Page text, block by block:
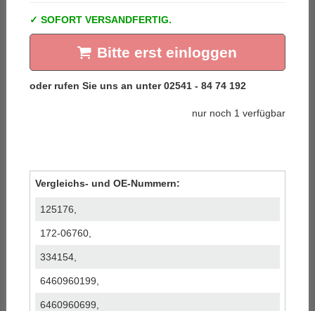
SOFORT VERSANDFERTIG.
Bitte erst einloggen
nur noch 1 verfügbar
Vergleichs- und OE-Nummern:
125176,
172-06760,
334154,
6460960199,
6460960699,